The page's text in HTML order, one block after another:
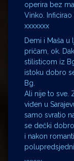
operira bez
Vinko.
xxxxxxx
Demi i Maša
pričam, ok.
stilisticom iz
istoku dobro
Bg.
Ali nije to sve.
viđen u
samo svratio
se dečki
i nakon